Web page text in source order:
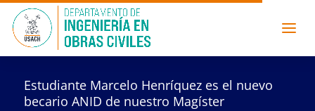
Estudiante Marcelo Henríquez es el nuevo
becario ANID de nuestro Magíster